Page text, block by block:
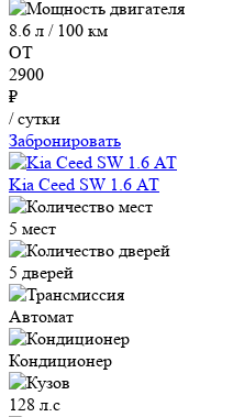
8.6 л / 100 км
ОТ
2900
₽
/ сутки
Забронировать
Kia Ceed SW 1.6 АТ
5 мест
5 дверей
Автомат
Кондиционер
128 л.с